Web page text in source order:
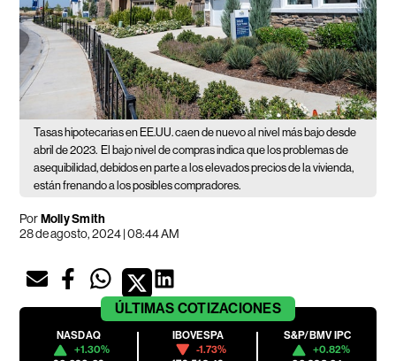
Tasas hipotecarias en EE.UU. caen de nuevo al nivel más bajo desde
abril de 2023. El bajo nivel de compras indica que los problemas de
asequibilidad, debidos en parte a los elevados precios de la vivienda,
están frenando a los posibles compradores.
PorMolly Smith
28 de agosto, 2024 | 08:44 AM
ÚLTIMAS COTIZACIONES
NASDAQ
+1.30%
IBOVESPA
-1.73%
S&P/BMV IPC
+0.82%